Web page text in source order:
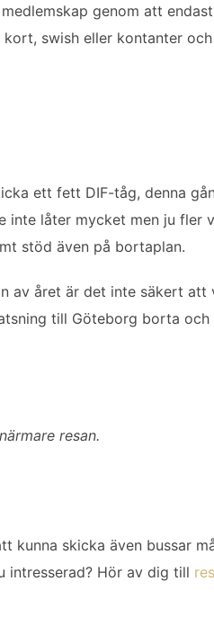
genom att
swish eller kontanter
ett fett DIF-tåg, denna
inte låter mycket men ju
stöd även på bortaplan.
av året är det inte säkert att
till Göteborg borta
resan.
kunna skicka även bussar
intresserad? Hör av dig till